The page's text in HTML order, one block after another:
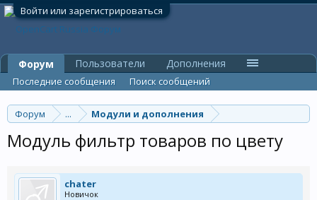
Войти или зарегистрироваться
Форум ... Модули и дополнения
Модуль фильтр товаров по цвету
chater
Новичок
Форум
Последние сообщения Поиск сообщений
Пользователи Дополнения